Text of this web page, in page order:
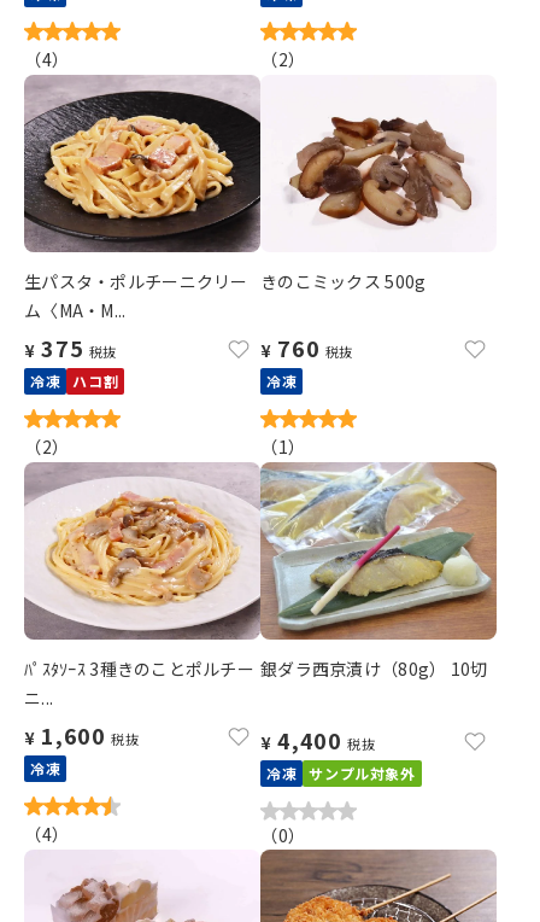
（4） （2）
生パスタ・ポルチーニクリー
ム〈MA・M...
¥ 375 税抜
冷凍 ハコ割
（2）
きのこミックス 500g
¥ 760 税抜
冷凍
（1）
ﾊﾟｽﾀｿｰｽ 3種きのことポルチー
ニ...
¥ 1,600 税抜
冷凍
（4）
銀ダラ西京漬け（80g） 10切
¥ 4,400 税抜
冷凍 サンプル対象外
（0）